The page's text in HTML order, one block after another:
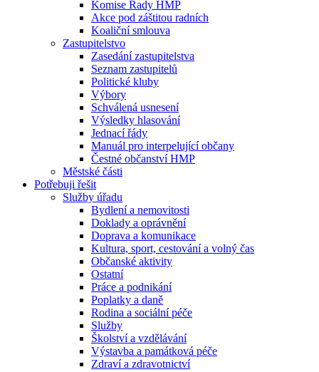
Komise Rady HMP
Akce pod záštitou radních
Koaliční smlouva
Zastupitelstvo
Zasedání zastupitelstva
Seznam zastupitelů
Politické kluby
Výbory
Schválená usnesení
Výsledky hlasování
Jednací řády
Manuál pro interpelující občany
Čestné občanství HMP
Městské části
Potřebuji řešit
Služby úřadu
Bydlení a nemovitosti
Doklady a oprávnění
Doprava a komunikace
Kultura, sport, cestování a volný čas
Občanské aktivity
Ostatní
Práce a podnikání
Poplatky a daně
Rodina a sociální péče
Služby
Školství a vzdělávání
Výstavba a památková péče
Zdraví a zdravotnictví